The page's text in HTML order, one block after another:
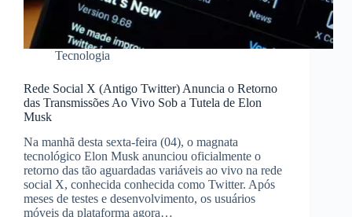
Tecnologia
Rede Social X (Antigo Twitter) Anuncia o Retorno
das Transmissões Ao Vivo Sob a Tutela de Elon
Musk
Na manhã desta sexta-feira (04), o magnata
tecnológico Elon Musk anunciou oficialmente o
retorno das tão aguardadas variáveis ​​ao vivo na rede
social X, conhecida conhecida como Twitter. Após
meses de testes e desenvolvimento, os usuários
móveis da plataforma agora…